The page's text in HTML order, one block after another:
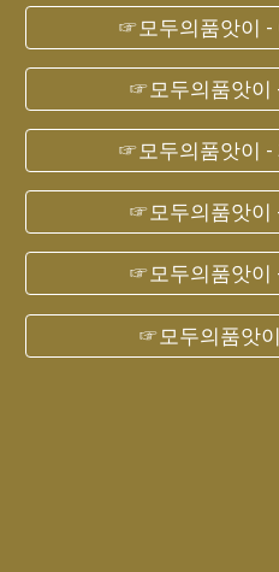
☞모두의품앗이 -
☞모두의품앗이
☞모두의품앗이 -
☞모두의품앗이
☞모두의품앗이
☞모두의품앗